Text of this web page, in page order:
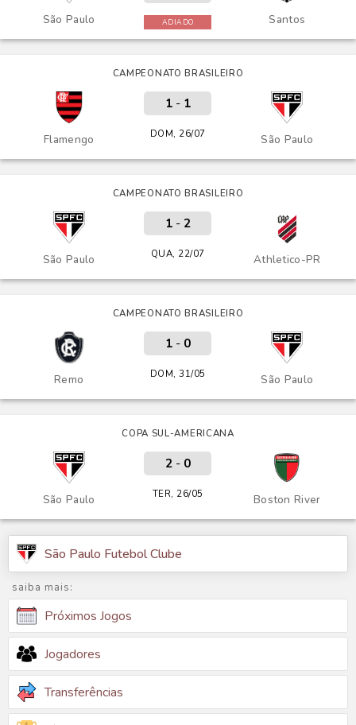
São Paulo Santos
ADIADO
CAMPEONATO BRASILEIRO
Flamengo São Paulo
1- 1
DOM, 26/07
CAMPEONATO BRASILEIRO
São Paulo Athletico-PR
1- 2
QUA, 22/07
CAMPEONATO BRASILEIRO
Remo São Paulo
1- 0
DOM, 31/05
COPA SUL-AMERICANA
São Paulo Boston River
2- 0
TER, 26/05
São Paulo Futebol Clube
saiba mais:
Próximos Jogos
Jogadores
Transferências